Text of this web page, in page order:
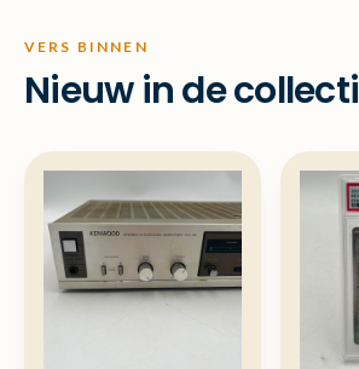
VERS BINNEN
Nieuw in de